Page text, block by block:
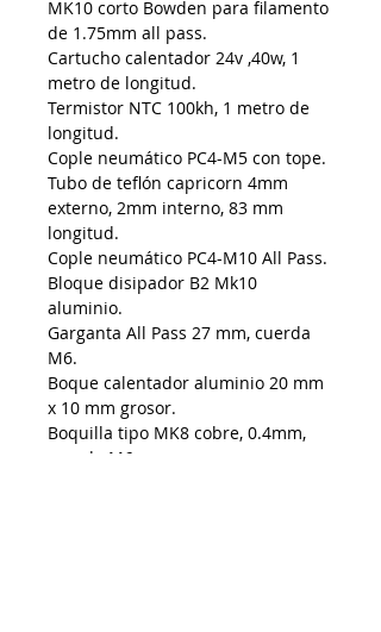
MK10 corto Bowden para filamento
de 1.75mm all pass.
Cartucho calentador 24v ,40w, 1
metro de longitud.
Termistor NTC 100kh, 1 metro de
longitud.
Cople neumático PC4-M5 con tope.
Tubo de teflón capricorn 4mm
externo, 2mm interno, 83 mm
longitud.
Cople neumático PC4-M10 All Pass.
Bloque disipador B2 Mk10
aluminio.
Garganta All Pass 27 mm, cuerda
M6.
Boque calentador aluminio 20 mm
x 10 mm grosor.
Boquilla tipo MK8 cobre, 0.4mm,
cuerda M6.